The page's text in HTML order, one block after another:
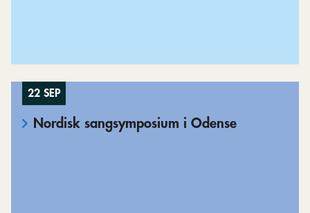
22 SEP
Nordisk sangsymposium i Odense